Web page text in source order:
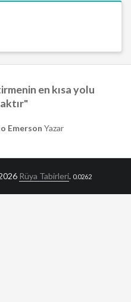
en kısa yolu
Emerson Yazar
Rüya Tabirleri. 0.0262